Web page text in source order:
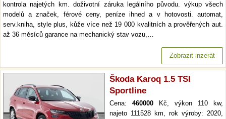
kontrola najetých km. doživotní záruka legálního původu. výkup všech
modelů a značek, férové ceny, peníze ihned a v hotovosti. automat,
serv.kniha, style plus, kůže více než 19 000 kvalitních a prověřených aut.
až 36 měsíců garance na mechanický stav vozu,…
Zobrazit inzerát
Škoda Karoq 1.5 TSI
Sportline
Cena: 460000 Kč, výkon 110 kw,
najeto 111528 km, rok výroby: 2020,